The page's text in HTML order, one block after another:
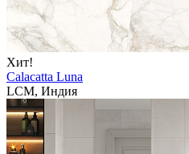
Хит!
Calacatta Luna
LCM, Индия